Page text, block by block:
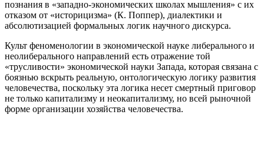
познания в «западно-экономических школах мышления» с их
отказом от «историцизма» (К. Поппер), диалектики и
абсолютизацией формальных логик научного дискурса.
Культ феноменологии в экономической науке либерального и
неолиберального направлений есть отражение той
«трусливости» экономической науки Запада, которая связана с
боязнью вскрыть реальную, онтологическую логику развития
человечества, поскольку эта логика несет смертный приговор
не только капитализму и неокапитализму, но всей рыночной
форме организации хозяйства человечества.